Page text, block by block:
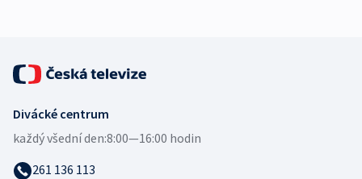
Divácké centrum
každý všední den:8:00—16:00 hodin
261 136 113